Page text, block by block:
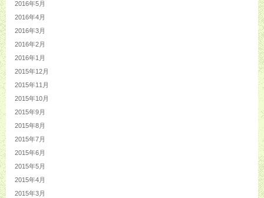
2016年5月
2016年4月
2016年3月
2016年2月
2016年1月
2015年12月
2015年11月
2015年10月
2015年9月
2015年8月
2015年7月
2015年6月
2015年5月
2015年4月
2015年3月